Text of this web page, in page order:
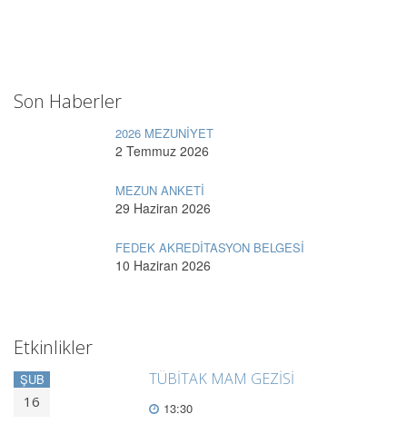
Son Haberler
2026 MEZUNİYET
2 Temmuz 2026
MEZUN ANKETİ
29 Haziran 2026
FEDEK AKREDİTASYON BELGESİ
10 Haziran 2026
Etkinlikler
ŞUB
16
TÜBİTAK MAM GEZİSİ
13:30